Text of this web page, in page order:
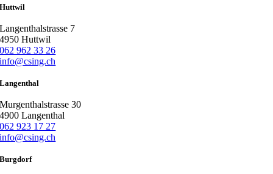
Huttwil
Langenthalstrasse 7
4950 Huttwil
062 962 33 26
info@csing.ch
Langenthal
Murgenthalstrasse 30
4900 Langenthal
062 923 17 27
info@csing.ch
Burgdorf